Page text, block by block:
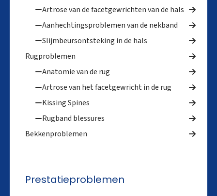
Artrose van de facetgewrichten van de hals
Aanhechtingsproblemen van de nekband
Slijmbeursontsteking in de hals
Rugproblemen
Anatomie van de rug
Artrose van het facetgewricht in de rug
Kissing Spines
Rugband blessures
Bekkenproblemen
Prestatieproblemen